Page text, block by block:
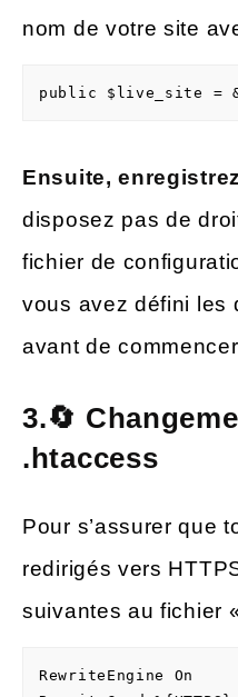
nom de votre site
public $live_site =
Ensuite,
disposez pas de
fichier de
vous avez défini les
avant de
3.🔄
.htaccess
Pour s’assurer que
redirigés vers
suivantes au fichier
RewriteEngine On